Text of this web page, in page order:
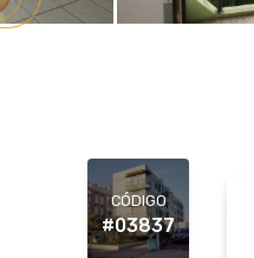
CÓDIGO
#03837